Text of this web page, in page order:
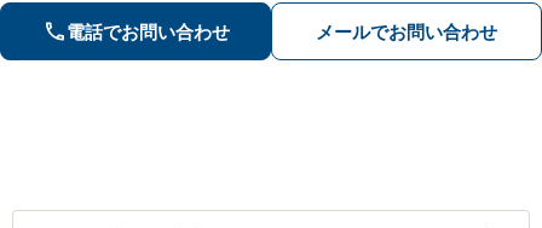
り、最善を尽くします。「相談者様に
寄り添い親身に対応」【個室対応／守
電話でお問い合わせ メールでお問い合わせ